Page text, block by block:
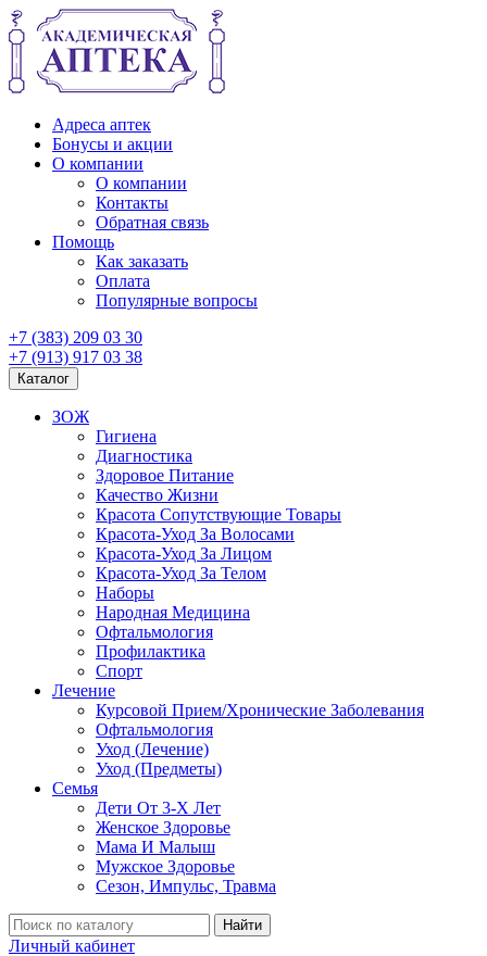
Адреса аптек
Бонусы и акции
О компании
О компании
Контакты
Обратная связь
Помощь
Как заказать
Оплата
Популярные вопросы
+7 (383) 209 03 30
+7 (913) 917 03 38
Каталог
ЗОЖ
Гигиена
Диагностика
Здоровое Питание
Качество Жизни
Красота Сопутствующие Товары
Красота-Уход За Волосами
Красота-Уход За Лицом
Красота-Уход За Телом
Наборы
Народная Медицина
Офтальмология
Профилактика
Спорт
Лечение
Курсовой Прием/Хронические Заболевания
Офтальмология
Уход (Лечение)
Уход (Предметы)
Семья
Дети От 3-Х Лет
Женское Здоровье
Мама И Малыш
Мужское Здоровье
Сезон, Импульс, Травма
Найти
Личный кабинет